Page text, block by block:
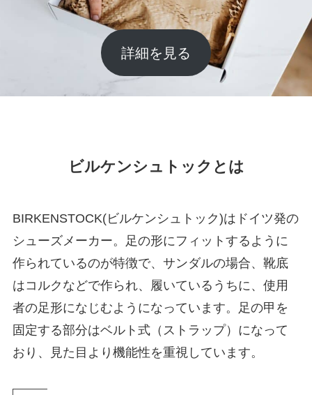
詳細を見る
ビルケンシュトックとは
BIRKENSTOCK(ビルケンシュトック)はドイツ発の
シューズメーカー。足の形にフィットするように
作られているのが特徴で、サンダルの場合、靴底
はコルクなどで作られ、履いているうちに、使用
者の足形になじむようになっています。足の甲を
固定する部分はベルト式（ストラップ）になって
おり、見た目より機能性を重視しています。